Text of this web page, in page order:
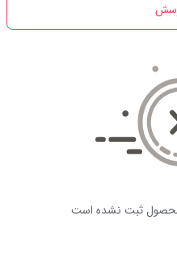
محصول ثبت نشده است